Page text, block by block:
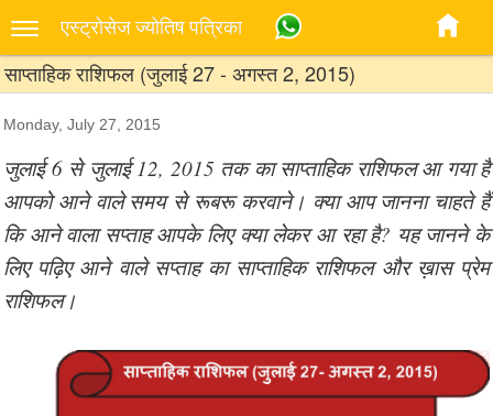
एस्‍ट्रोसेज ज्‍योतिष पत्रिका
साप्ताहिक राशिफल (जुलाई 27 - अगस्त 2, 2015)
Monday, July 27, 2015
जुलाई 6 से जुलाई 12, 2015 तक का साप्ताहिक राशिफल आ गया है
आपको आने वाले समय से रूबरू करवाने। क्या आप जानना चाहते हैं
कि आने वाला सप्ताह आपके लिए क्या लेकर आ रहा है? यह जानने के
लिए पढ़िए आने वाले सप्ताह का साप्ताहिक राशिफल और ख़ास प्रेम
राशिफल।